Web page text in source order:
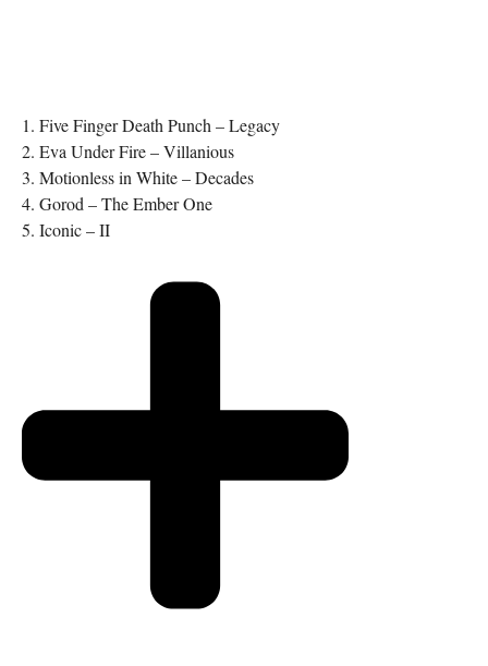
1. Five Finger Death Punch – Legacy
2. Eva Under Fire – Villanious
3. Motionless in White – Decades
4. Gorod – The Ember One
5. Iconic – II